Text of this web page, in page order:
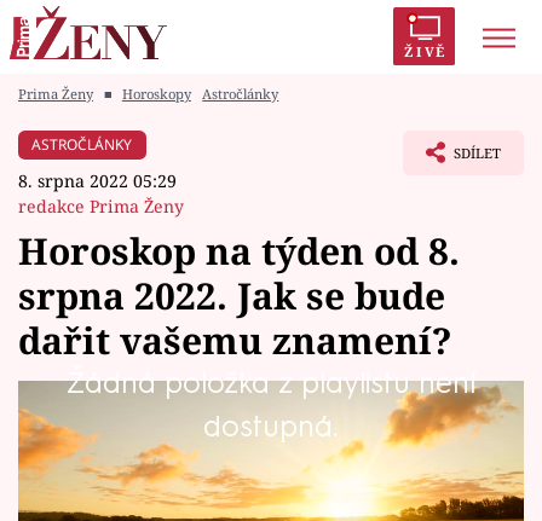
ŽIVĚ
Módní alarm
Témata
Celebrity
Vztahy
Seriály
Prima Ženy ■ Horoskopy Astročlánky
ASTROČLÁNKY
8. srpna 2022 05:29
redakce Prima Ženy
SDÍLET
Horoskop na týden od 8.
srpna 2022. Jak se bude
dařit vašemu znamení?
Žádná položka z playlistu není
dostupná.
Co vám předpovídají hvězdy na tento týden a
co vás čeká v různých oblastech vašeho
života?